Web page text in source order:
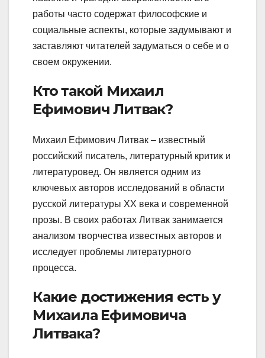
работы часто содержат философские и
социальные аспекты, которые задумывают и
заставляют читателей задуматься о себе и о
своем окружении.
Кто такой Михаил
Ефимович Литвак?
Михаил Ефимович Литвак – известный
российский писатель, литературный критик и
литературовед. Он является одним из
ключевых авторов исследований в области
русской литературы XX века и современной
прозы. В своих работах Литвак занимается
анализом творчества известных авторов и
исследует проблемы литературного
процесса.
Какие достижения есть у
Михаила Ефимовича
Литвака?